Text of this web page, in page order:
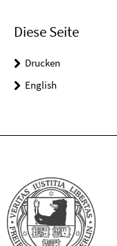
Diese Seite
Drucken
English